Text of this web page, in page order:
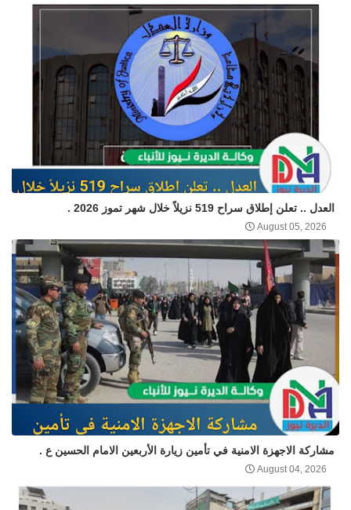
العدل .. تعلن إطلاق سراح 519 نزيلاً خلال شهر تموز 2026 .
August 05, 2026
مشاركة الاجهزة الامنية في تأمين زيارة الأربعين الامام الحسين ع .
August 04, 2026